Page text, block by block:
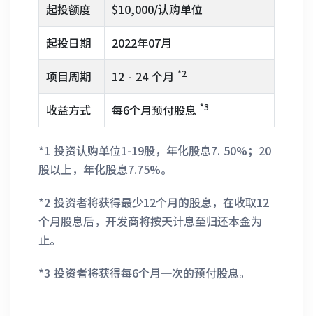
起投额度
$10,000/认购单位
起投日期
2022年07月
项目周期
12 - 24 个月 *2
收益方式 每6个月预付股息 *3
*1 投资认购单位1-19股，年化股息7. 50%；20
股以上，年化股息7.75%。
*2 投资者将获得最少12个月的股息，在收取12
个月股息后，开发商将按天计息至归还本金为
止。
*3 投资者将获得每6个月一次的预付股息。